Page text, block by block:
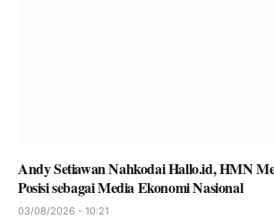
Andy Setiawan Nahkodai Hallo.id, HMN
Posisi sebagai Media Ekonomi Nasional
03/08/2026 - 10:21